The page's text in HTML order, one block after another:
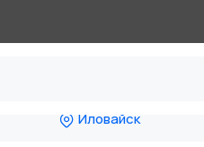
Иловайск